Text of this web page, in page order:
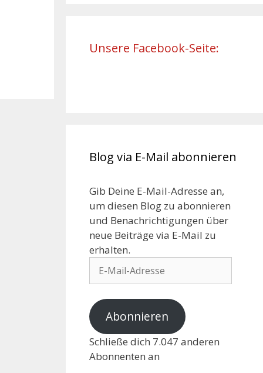
Unsere Facebook-Seite:
Blog via E-Mail abonnieren
Gib Deine E-Mail-Adresse an,
um diesen Blog zu abonnieren
und Benachrichtigungen über
neue Beiträge via E-Mail zu
erhalten.
Abonnieren
Schließe dich 7.047 anderen
Abonnenten an